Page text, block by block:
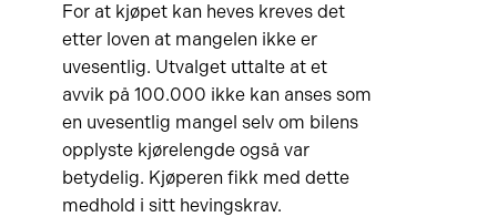
For at kjøpet kan heves kreves det
etter loven at mangelen ikke er
uvesentlig. Utvalget uttalte at et
avvik på 100.000 ikke kan anses som
en uvesentlig mangel selv om bilens
opplyste kjørelengde også var
betydelig. Kjøperen fikk med dette
medhold i sitt hevingskrav.